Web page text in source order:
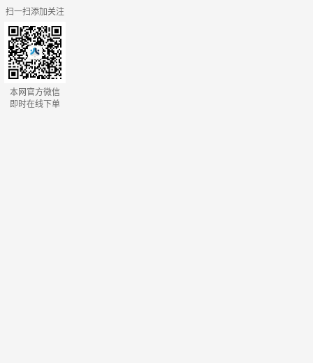
扫一扫添加关注
本网官方微信
即时在线下单